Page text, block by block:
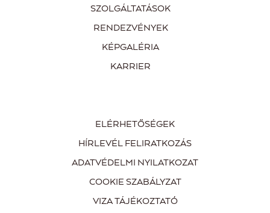
SZOLGÁLTATÁSOK
RENDEZVÉNYEK
KÉPGALÉRIA
KARRIER
ELÉRHETŐSÉGEK
HÍRLEVÉL FELIRATKOZÁS
ADATVÉDELMI NYILATKOZAT
COOKIE SZABÁLYZAT
VIZA TÁJÉKOZTATÓ